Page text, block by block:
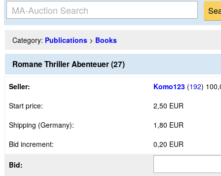
Category: Publications > Books
Romane Thriller Abenteuer (27)
Seller: Komo123 (192)
Start price:
2,50 EUR
Shipping (Germany):
1,80 EUR
Bid increment:
0,20 EUR
Bid: